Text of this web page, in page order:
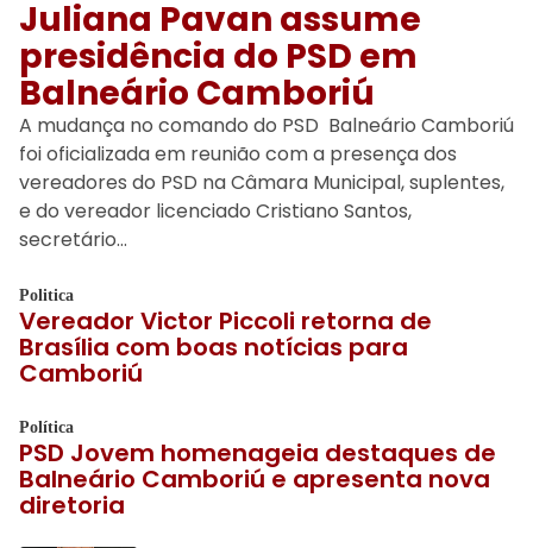
Juliana Pavan assume
presidência do PSD em
Balneário Camboriú
A mudança no comando do PSD Balneário Camboriú
foi oficializada em reunião com a presença dos
vereadores do PSD na Câmara Municipal, suplentes,
e do vereador licenciado Cristiano Santos,
secretário…
Politica
Vereador Victor Piccoli retorna de
Brasília com boas notícias para
Camboriú
Política
PSD Jovem homenageia destaques de
Balneário Camboriú e apresenta nova
diretoria